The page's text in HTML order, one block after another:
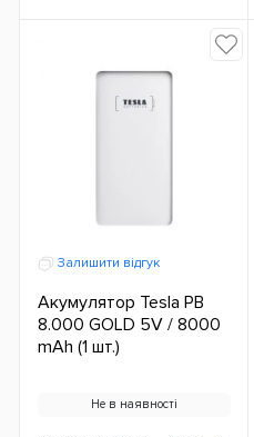
Залишити відгук
Акумулятор Tesla PB
8.000 GOLD 5V / 8000
mAh (1 шт.)
Не в наявності